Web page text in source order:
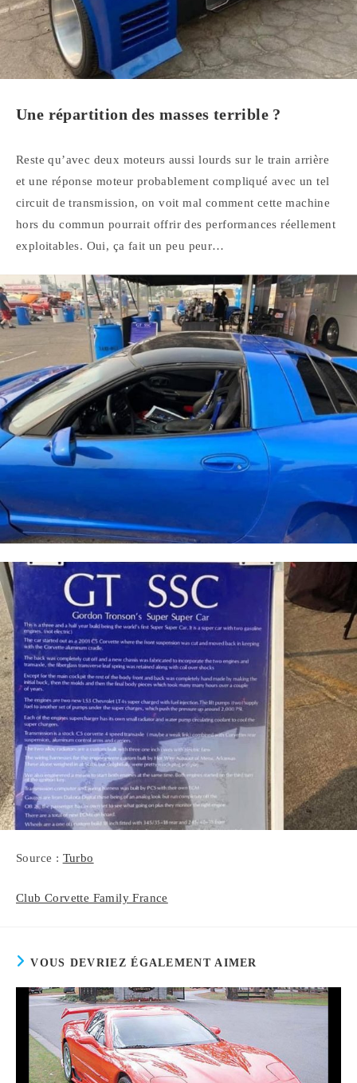
Une répartition des masses terrible ?
Reste qu’avec deux moteurs aussi lourds sur le train arrière
et une réponse moteur probablement compliqué avec un tel
circuit de transmission, on voit mal comment cette machine
hors du commun pourrait offrir des performances réellement
exploitables. Oui, ça fait un peu peur…
Source : Turbo
Club Corvette Family France
VOUS DEVRIEZ ÉGALEMENT AIMER